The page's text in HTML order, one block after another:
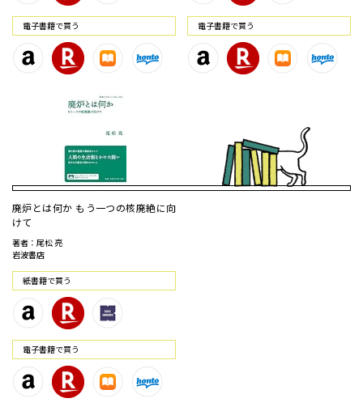
電⼦書籍で買う 電⼦書籍で買う
廃炉とは何か もう一つの核廃絶に向
けて
著者：尾松 亮
岩波書店
紙書籍で買う
電⼦書籍で買う